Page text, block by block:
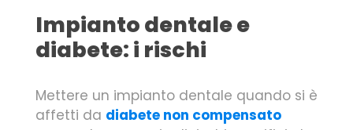
Impianto dentale e
diabete: i rischi
Mettere un impianto dentale quando si è
affetti da diabete non compensato